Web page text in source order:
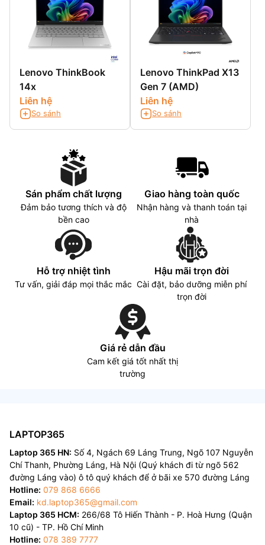
Lenovo ThinkBook
14x
Liên hệ
So sánh
Lenovo ThinkPad X13
Gen 7 (AMD)
Liên hệ
So sánh
Sán phẩm chất lượng
Đảm bảo tương thích và độ
bền cao
Giao hàng toàn quốc
Nhận hàng và thanh toán tại
nhà
Hỗ trợ nhiệt tình
Tư vấn, giải đáp mọi thắc mắc
Hậu mãi trọn đời
Cài đặt, bảo dưỡng miễn phí
trọn đời
Giá rẻ dẫn đầu
Cam kết giá tốt nhất thị
trường
LAPTOP365
Laptop 365 HN: Số 4, Ngách 69 Láng Trung, Ngõ 107 Nguyễn
Chí Thanh, Phường Láng, Hà Nội (Quý khách đi từ ngõ 562
đường Láng vào) ô tô quý khách để ở bãi xe 570 đường Láng
Hotline: 079 868 6666
Email: kd.laptop365@gmail.com
Laptop 365 HCM: 266/68 Tô Hiến Thành - P. Hoà Hưng (Quận
10 cũ) - TP. Hồ Chí Minh
Hotline: 078 389 7777